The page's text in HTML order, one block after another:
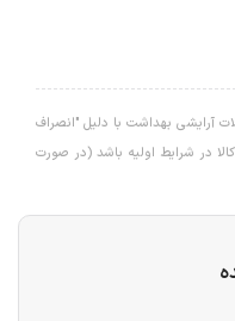
آرایشی بهداشت با دلیل "انصراف
در شرایط اولیه باشد (در صورت